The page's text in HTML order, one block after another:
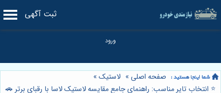
ثبت آگهی
صفحه اصلی » لاستیک»
⭐️ انتخاب تایر مناسب: راهنمای جامع مقایسه لاستیک لاسا با رقبای برتر 🚗